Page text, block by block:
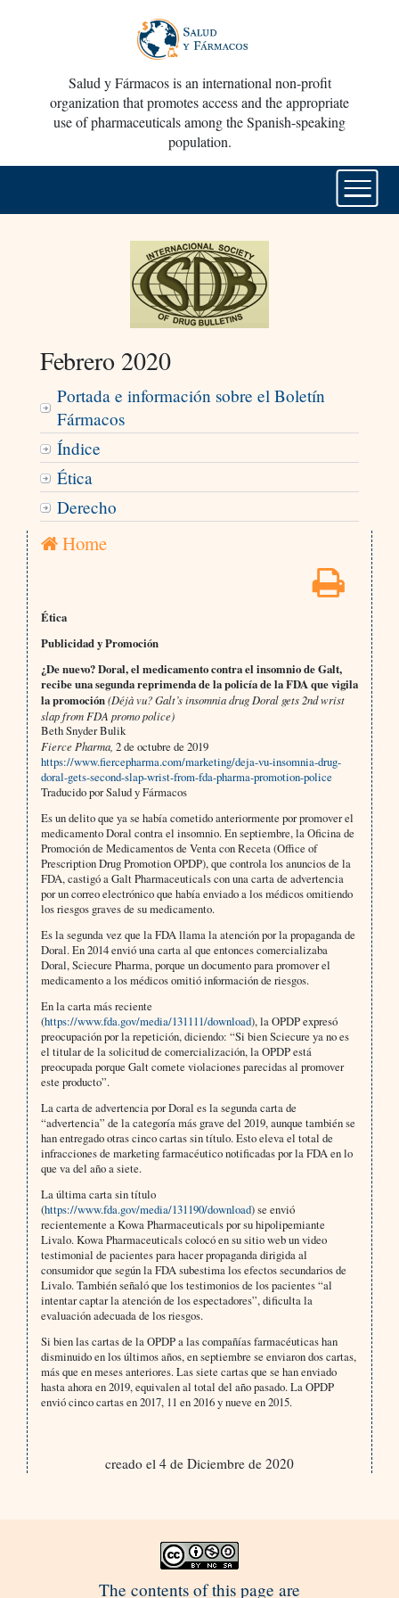
Salud y Fármacos is an international non-profit
organization that promotes access and the appropriate
use of pharmaceuticals among the Spanish-speaking
population.
Febrero 2020
Portada e información sobre el Boletín
Fármacos
Índice
Ética
Derecho
Home
Ética
Publicidad y Promoción
¿De nuevo? Doral, el medicamento contra el insomnio de Galt,
recibe una segunda reprimenda de la policía de la FDA que vigila
la promoción(Déjà vu? Galt’s insomnia drug Doral gets 2nd wrist
slap from FDA promo police)
Beth Snyder Bulik
Fierce Pharma, 2 de octubre de 2019
https://www.fiercepharma.com/marketing/deja-vu-insomnia-drug-
doral-gets-second-slap-wrist-from-fda-pharma-promotion-police
Traducido por Salud y Fármacos
Es un delito que ya se había cometido anteriormente por promover el
medicamento Doral contra el insomnio. En septiembre, la Oficina de
Promoción de Medicamentos de Venta con Receta (Office of
Prescription Drug Promotion OPDP), que controla los anuncios de la
FDA, castigó a Galt Pharmaceuticals con una carta de advertencia
por un correo electrónico que había enviado a los médicos omitiendo
los riesgos graves de su medicamento.
Es la segunda vez que la FDA llama la atención por la propaganda de
Doral. En 2014 envió una carta al que entonces comercializaba
Doral, Sciecure Pharma, porque un documento para promover el
medicamento a los médicos omitió información de riesgos.
En la carta más reciente
(https://www.fda.gov/media/131111/download), la OPDP expresó
preocupación por la repetición, diciendo: “Si bien Sciecure ya no es
el titular de la solicitud de comercialización, la OPDP está
preocupada porque Galt comete violaciones parecidas al promover
este producto”.
La carta de advertencia por Doral es la segunda carta de
“advertencia” de la categoría más grave del 2019, aunque también se
han entregado otras cinco cartas sin título. Esto eleva el total de
infracciones de marketing farmacéutico notificadas por la FDA en lo
que va del año a siete.
La última carta sin título
(https://www.fda.gov/media/131190/download) se envió
recientemente a Kowa Pharmaceuticals por su hipolipemiante
Livalo. Kowa Pharmaceuticals colocó en su sitio web un video
testimonial de pacientes para hacer propaganda dirigida al
consumidor que según la FDA subestima los efectos secundarios de
Livalo. También señaló que los testimonios de los pacientes “al
intentar captar la atención de los espectadores”, dificulta la
evaluación adecuada de los riesgos.
Si bien las cartas de la OPDP a las compañías farmacéuticas han
disminuido en los últimos años, en septiembre se enviaron dos cartas,
más que en meses anteriores. Las siete cartas que se han enviado
hasta ahora en 2019, equivalen al total del año pasado. La OPDP
envió cinco cartas en 2017, 11 en 2016 y nueve en 2015.
creado el 4 de Diciembre de 2020
The contents of this page are